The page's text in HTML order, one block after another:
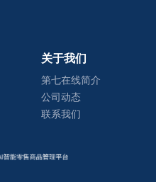
关于我们
第七在线简介
公司动态
联系我们